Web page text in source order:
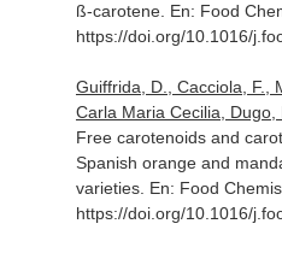
ß-carotene. En: Food
https://doi.org/10.1016/
Guiffrida, D., Cacciola, F.,
Carla Maria Cecilia, Dugo,
Free carotenoids and
Spanish orange and
varieties. En: Food
https://doi.org/10.1016/